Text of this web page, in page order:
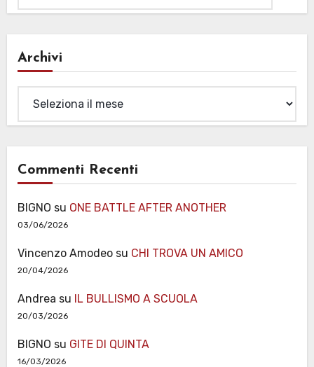
Archivi
Commenti Recenti
BIGNO su ONE BATTLE AFTER ANOTHER
03/06/2026
Vincenzo Amodeosu CHI TROVA UN AMICO
20/04/2026
Andrea su IL BULLISMO A SCUOLA
20/03/2026
BIGNO su GITE DI QUINTA
16/03/2026